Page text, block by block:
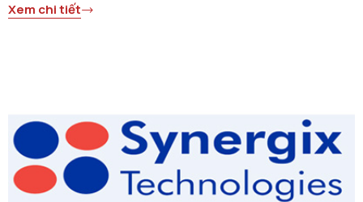
Xem chi tiết